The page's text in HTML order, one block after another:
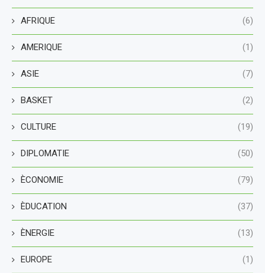
AFRIQUE (6)
AMERIQUE (1)
ASIE (7)
BASKET (2)
CULTURE (19)
DIPLOMATIE (50)
ÈCONOMIE (79)
ÈDUCATION (37)
ÈNERGIE (13)
EUROPE (1)